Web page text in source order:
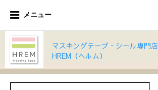
メニュー
マスキングテープ・シール専門店
HREM（ヘルム）